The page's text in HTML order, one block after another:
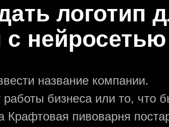
логотип
с
название компании.
бизнеса или то, что
Крафтовая пивоварня